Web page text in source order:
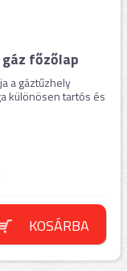
gáz főzőlap
a gáztűzhely
különösen tartós és
KOSÁRBA